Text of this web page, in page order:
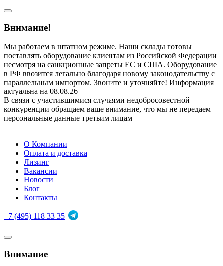
Внимание!
Мы работаем в штатном режиме. Наши склады готовы
поставлять оборудование клиентам из Российской Федерации
несмотря на санкционные запреты ЕС и США. Оборудование
в РФ ввозится легально благодаря новому законодательству с
параллельным импортом. Звоните и уточняйте! Информация
актуальна на 08.08.26
В связи с участившимися случаями недобросовестной
конкуренции обращаем ваше внимание, что мы не передаем
персональные данные третьим лицам
О Компании
Оплата и доставка
Лизинг
Вакансии
Новости
Блог
Контакты
+7 (495) 118 33 35
Внимание